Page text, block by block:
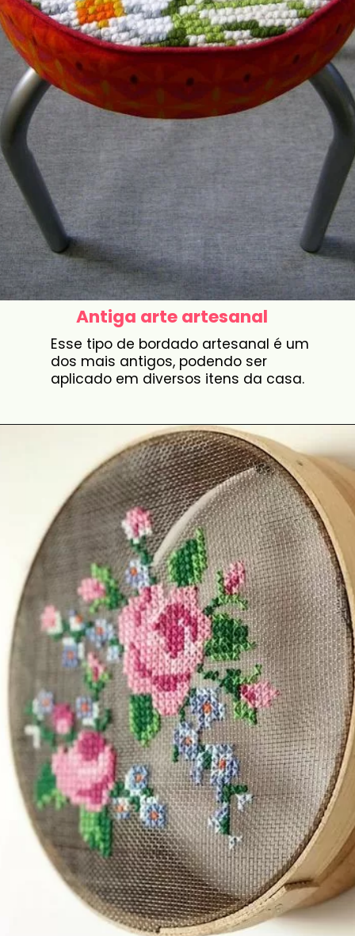
Antiga arte artesanal
Esse tipo de bordado artesanal é um
dos mais antigos, podendo ser
aplicado em diversos itens da casa.